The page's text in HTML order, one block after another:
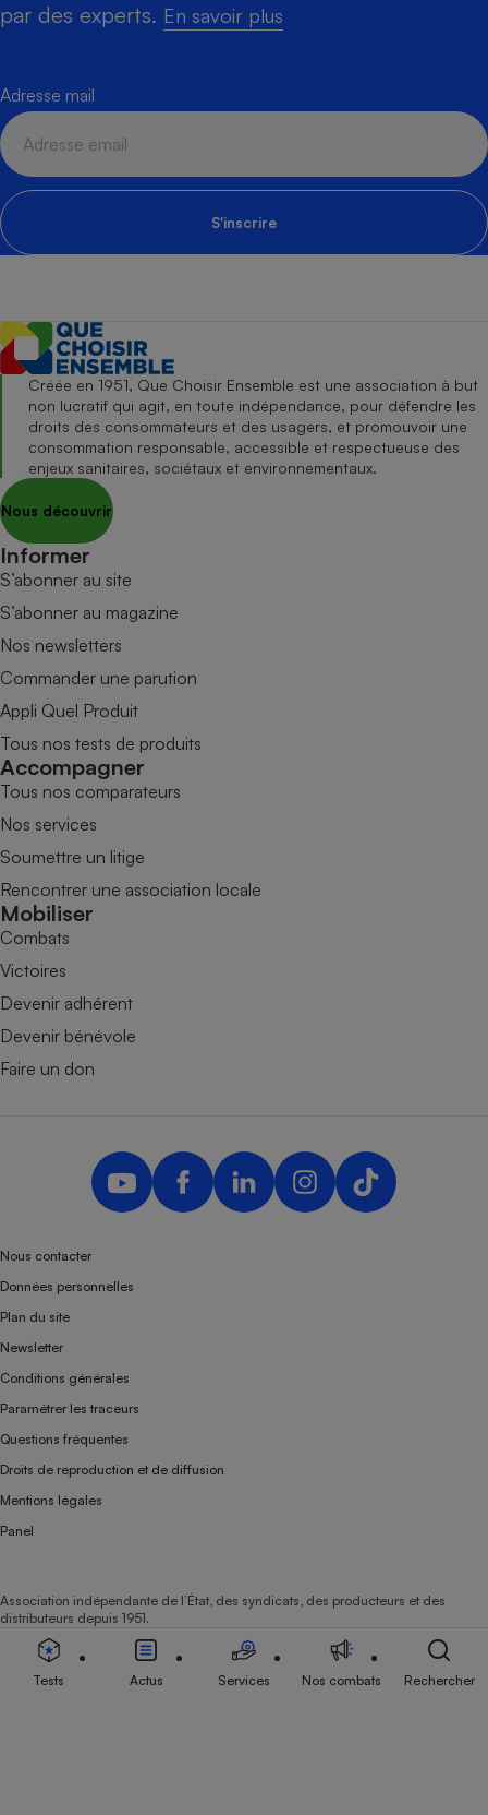
par des experts. En savoir plus
Adresse mail
S'inscrire
Créée en 1951, Que Choisir Ensemble est une association à but
non lucratif qui agit, en toute indépendance, pour défendre les
droits des consommateurs et des usagers, et promouvoir une
consommation responsable, accessible et respectueuse des
enjeux sanitaires, sociétaux et environnementaux.
Nous découvrir
Informer
S’abonner au site
S’abonner au magazine
Nos newsletters
Commander une parution
Appli Quel Produit
Tous nos tests de produits
Accompagner
Tous nos comparateurs
Nos services
Soumettre un litige
Rencontrer une association locale
Mobiliser
Combats
Victoires
Devenir adhérent
Devenir bénévole
Faire un don
Nous contacter
Données personnelles
Plan du site
Newsletter
Conditions générales
Paramétrer les traceurs
Questions fréquentes
Droits de reproduction et de diffusion
Mentions légales
Panel
Association indépendante de l’État, des syndicats, des producteurs et des
distributeurs depuis 1951.
Tests Actus Services Nos combats Rechercher